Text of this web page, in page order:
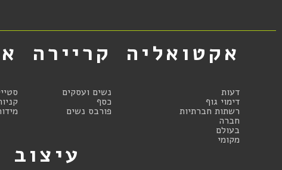
אקטואליה
דעות
דימוי גוף
רשתות חברתיות
חברה
בעולם
מקומי
קריירה
נשים ועסקים
כסף
פורבס נשים
עיצוב